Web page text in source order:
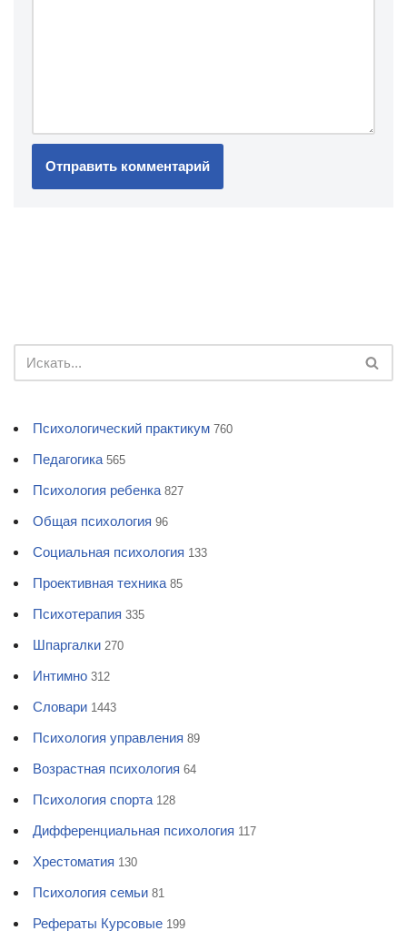
Психологический практикум 760
Педагогика 565
Психология ребенка 827
Общая психология 96
Социальная психология 133
Проективная техника 85
Психотерапия 335
Шпаргалки 270
Интимно 312
Словари 1443
Психология управления 89
Возрастная психология 64
Психология спорта 128
Дифференциальная психология 117
Хрестоматия 130
Психология семьи 81
Рефераты Курсовые 199